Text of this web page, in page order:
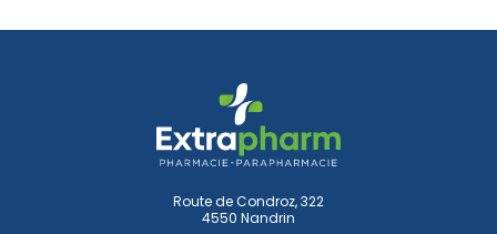
Route de Condroz, 322
4550 Nandrin